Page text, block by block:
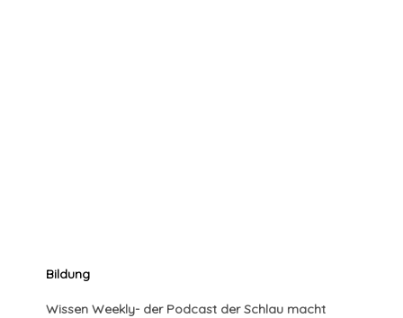
Bildung
Wissen Weekly- der Podcast der Schlau macht